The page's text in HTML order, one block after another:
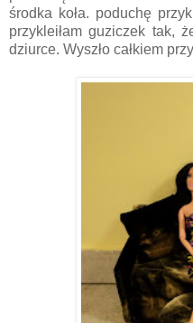
środka koła. poduchę
przykleiłam guziczek tak,
dziurce. Wyszło całkiem